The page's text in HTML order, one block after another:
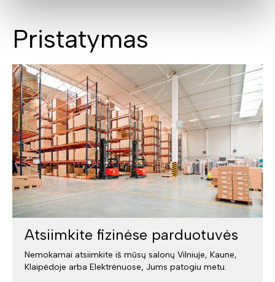
Pristatymas
Atsiimkite fizinėse parduotuvės
Nemokamai atsiimkite iš mūsų salonų Vilniuje, Kaune,
Klaipėdoje arba Elektrėnuose, Jums patogiu metu.